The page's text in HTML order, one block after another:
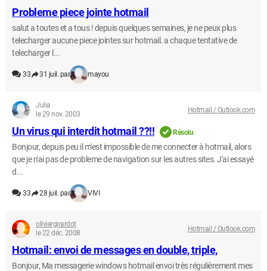
Probleme piece jointe hotmail
salut a toutes et a tous ! depuis quelques semaines, je ne peux plus
telecharger aucune piece jointes sur hotmail. a chaque tentative de
telecharger l...
33 31 juil. par mayou
Julia
le 29 nov. 2003
Hotmail / Outlook.com
Un virus qui interdit hotmail ??!! Résolu
Bonjour, depuis peu il m'est impossible de me connecter à hotmail, alors
que je n'ai pas de probleme de navigation sur les autres sites. J'ai essayé
d...
33 28 juil. par VIVI
oliviergirardot
le 22 déc. 2008
Hotmail / Outlook.com
Hotmail: envoi de messages en double, triple,
Bonjour, Ma messagerie windows hotmail envoi très régulièrement mes